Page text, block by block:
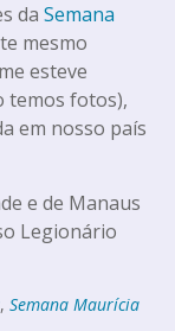
da Semana
mesmo
esteve
temos fotos),
em nosso país
e de Manaus
Legionário
, Semana Maurícia